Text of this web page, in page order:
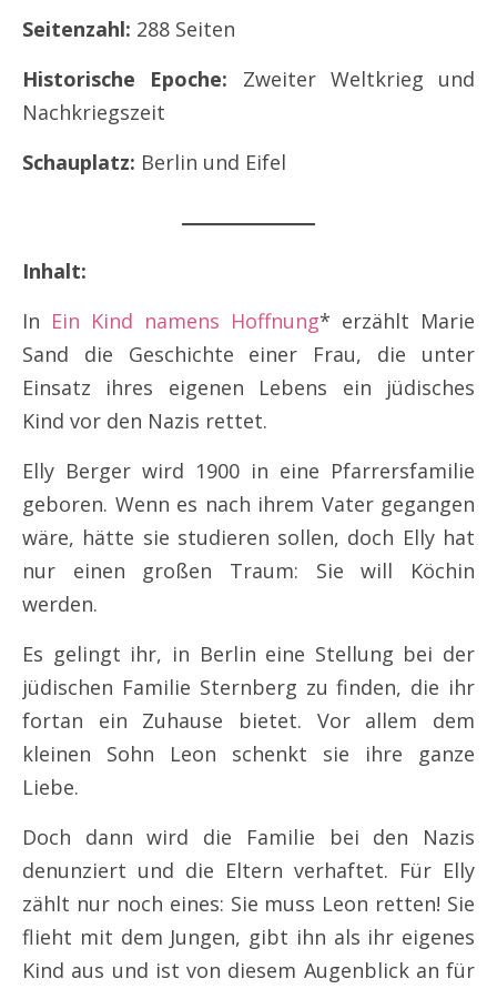
Seitenzahl: 288 Seiten
Historische Epoche: Zweiter Weltkrieg und
Nachkriegszeit
Schauplatz: Berlin und Eifel
Inhalt:
In Ein Kind namens Hoffnung* erzählt Marie
Sand die Geschichte einer Frau, die unter
Einsatz ihres eigenen Lebens ein jüdisches
Kind vor den Nazis rettet.
Elly Berger wird 1900 in eine Pfarrersfamilie
geboren. Wenn es nach ihrem Vater gegangen
wäre, hätte sie studieren sollen, doch Elly hat
nur einen großen Traum: Sie will Köchin
werden.
Es gelingt ihr, in Berlin eine Stellung bei der
jüdischen Familie Sternberg zu finden, die ihr
fortan ein Zuhause bietet. Vor allem dem
kleinen Sohn Leon schenkt sie ihre ganze
Liebe.
Doch dann wird die Familie bei den Nazis
denunziert und die Eltern verhaftet. Für Elly
zählt nur noch eines: Sie muss Leon retten! Sie
flieht mit dem Jungen, gibt ihn als ihr eigenes
Kind aus und ist von diesem Augenblick an für